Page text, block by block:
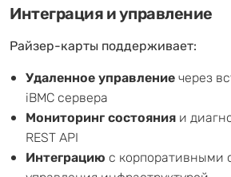
Интеграция и управление
Райзер-карты поддерживает:
Удаленное управлениечерез
iBMC сервера
Мониторинг состояния и
REST API
Интеграцию с корпоративными